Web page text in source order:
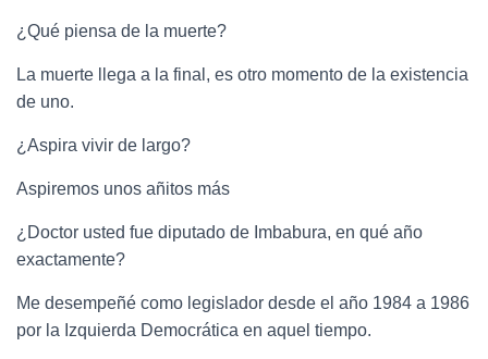
¿Qué piensa de la muerte?
La muerte llega a la final, es otro momento de la existencia
de uno.
¿Aspira vivir de largo?
Aspiremos unos añitos más
¿Doctor usted fue diputado de Imbabura, en qué año
exactamente?
Me desempeñé como legislador desde el año 1984 a 1986
por la Izquierda Democrática en aquel tiempo.